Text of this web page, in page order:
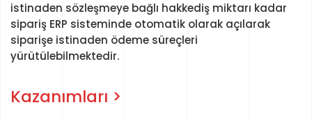
istinaden sözleşmeye bağlı hakkediş miktarı kadar
sipariş ERP sisteminde otomatik olarak açılarak
siparişe istinaden ödeme süreçleri
yürütülebilmektedir.
Kazanımları >